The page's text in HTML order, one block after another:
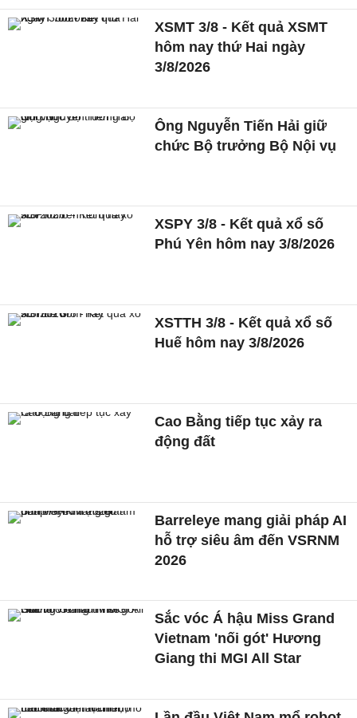
XSMT 3/8 - Kết quả XSMT
hôm nay thứ Hai ngày
3/8/2026
Ông Nguyễn Tiến Hải giữ
chức Bộ trưởng Bộ Nội vụ
XSPY 3/8 - Kết quả xổ số
Phú Yên hôm nay 3/8/2026
XSTTH 3/8 - Kết quả xổ số
Huế hôm nay 3/8/2026
Cao Bằng tiếp tục xảy ra
động đất
Barreleye mang giải pháp AI
hỗ trợ siêu âm đến VSRNM
2026
Sắc vóc Á hậu Miss Grand
Vietnam 'nối gót' Hương
Giang thi MGI All Star